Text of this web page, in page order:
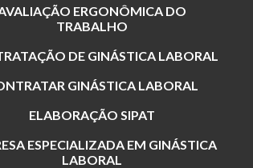
ERGONÔMICA DO
TRABALHO
DE GINÁSTICA LABORAL
GINÁSTICA LABORAL
ELABORAÇÃO SIPAT
ESPECIALIZADA EM GINÁSTICA
LABORAL